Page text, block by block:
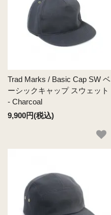
Trad Marks / Basic Cap SW ベ
ーシックキャップ スウェット
- Charcoal
9,900円(税込)